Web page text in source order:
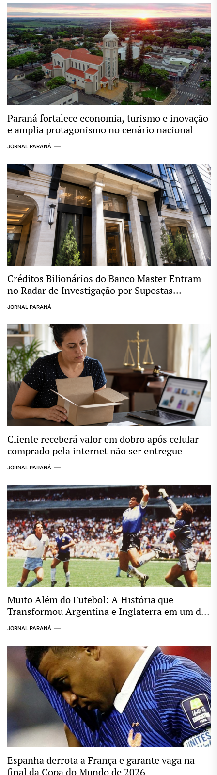
Paraná fortalece economia, turismo e inovação
e amplia protagonismo no cenário nacional
JORNAL PARANÁ
Créditos Bilionários do Banco Master Entram
no Radar de Investigação por Supostas
Ligações com Esquema Criminoso
JORNAL PARANÁ
Cliente receberá valor em dobro após celular
comprado pela internet não ser entregue
JORNAL PARANÁ
Muito Além do Futebol: A História que
Transformou Argentina e Inglaterra em um dos
Maiores Clássicos das Copas
JORNAL PARANÁ
Espanha derrota a França e garante vaga na
final da Copa do Mundo de 2026